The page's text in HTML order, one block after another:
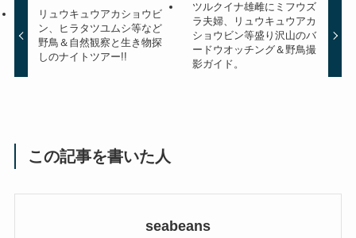
リュウキュウアカショウビ
ン、ヒラタツユムシ等など
野鳥＆自然観察と生き物探
しのナイトツアー!!
ツルクイナ雄雌にミフウズ
ラ夫婦、リュウキュウアカ
ショウビン等盛り沢山のバ
ードウオッチング＆野鳥撮
影ガイド。
この記事を書いた人
seabeans